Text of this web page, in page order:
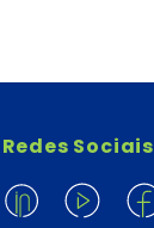
Redes Sociais